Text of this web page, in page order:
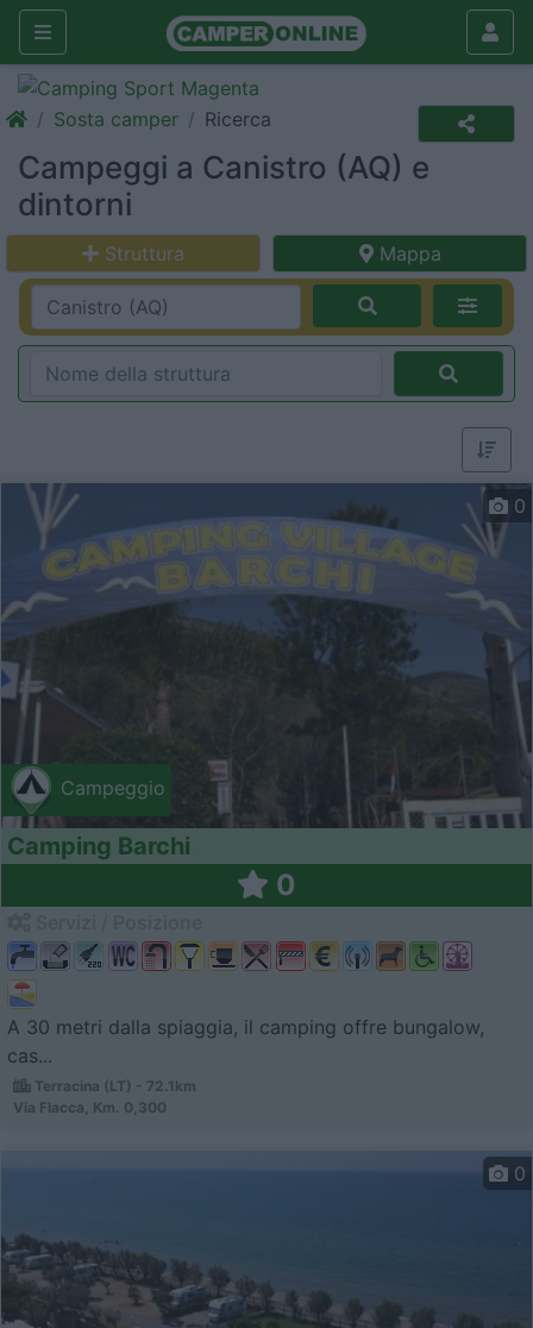
Sosta camper Ricerca
Campeggi a Canistro (AQ) e
dintorni
Struttura Mappa
Campeggio
0
Camping Barchi
0
A 30 metri dalla spiaggia, il camping offre bungalow,
cas...
Terracina (LT) - 72.1km
Via Flacca, Km. 0,300
0